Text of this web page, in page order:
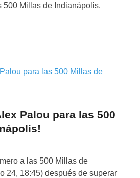
500 Millas de Indianápolis.
Palou para las 500
a las 500 Millas de
24, 18:45) después de superar